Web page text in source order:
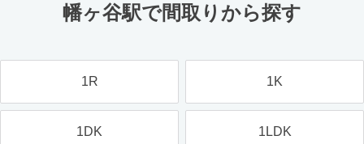
幡ヶ谷駅で間取りから探す
1R 1K
1DK 1LDK